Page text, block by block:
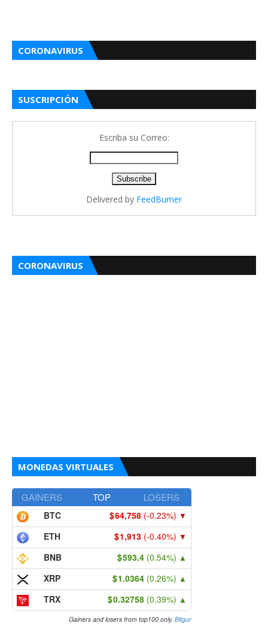
CORONAVIRUS
SUSCRIPCIÓN
Escriba su Correo:
Delivered by FeedBurner
CORONAVIRUS
MONEDAS VIRTUALES
GAINERS TOP LOSERS
BTC 64,758 (-0.23%) ▼
ETH 1,913 (-0.40%) ▼
BNB 593.4 (0.54%) ▲
XRP 1.0364 (0.26%) ▲
TRX 0.32758 (0.39%) ▲
Gainers and losers from top100 only. Bitgur